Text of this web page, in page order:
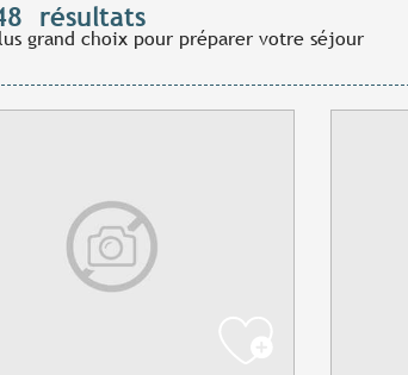
résultats
grand choix pour préparer votre séjour